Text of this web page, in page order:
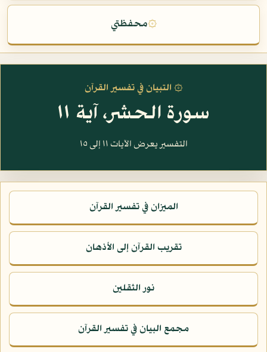
۞محفظتي
۞ التبيان في تفسير القرآن
سورة الحشر، آية ١١
التفسير يعرض الآيات ١١ إلى ١٥
الميزان في تفسير القرآن
تقريب القرآن إلى الأذهان
نور الثقلين
مجمع البيان في تفسير القرآن